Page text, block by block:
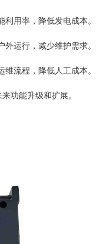
用率，降低发电成本。
运行，减少维护需求。
流程，降低人工成本。
功能升级和扩展。